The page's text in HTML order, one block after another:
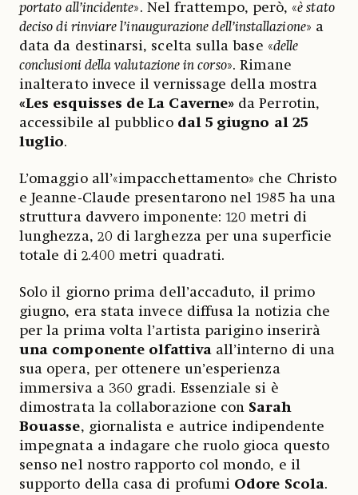
portato all’incidente». Nel frattempo, però, «è stato
deciso di rinviare l’inaugurazione dell’installazione» a
data da destinarsi, scelta sulla base «delle
conclusioni della valutazione in corso». Rimane
inalterato invece il vernissage della mostra
«Les esquisses de La Caverne» da Perrotin,
accessibile al pubblico dal 5 giugno al 25
luglio.
L’omaggio all’«impacchettamento» che Christo
e Jeanne-Claude presentarono nel 1985 ha una
struttura davvero imponente: 120 metri di
lunghezza, 20 di larghezza per una superficie
totale di 2.400 metri quadrati.
Solo il giorno prima dell’accaduto, il primo
giugno, era stata invece diffusa la notizia che
per la prima volta l’artista parigino inserirà
una componente olfattivaall’interno di una
sua opera, per ottenere un’esperienza
immersiva a 360 gradi. Essenziale si è
dimostrata la collaborazione con Sarah
Bouasse, giornalista e autrice indipendente
impegnata a indagare che ruolo gioca questo
senso nel nostro rapporto col mondo, e il
supporto della casa di profumi Odore Scola.